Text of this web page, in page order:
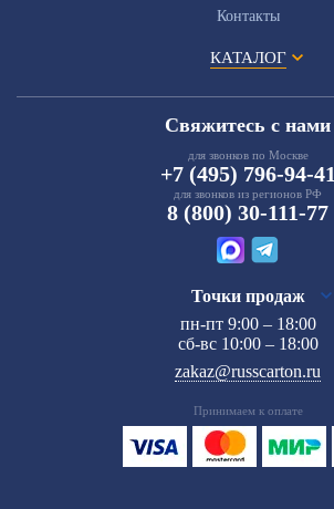
Контакты
КАТАЛОГ
Свяжитесь с нами
для звонков по Москве
+7 (495) 796-94-41
для звонков из регионов РФ
8 (800) 30-111-77
Точки продаж
пн-пт 9:00 – 18:00
сб-вс 10:00 – 18:00
zakaz@russcarton.ru
Принимаем к оплате